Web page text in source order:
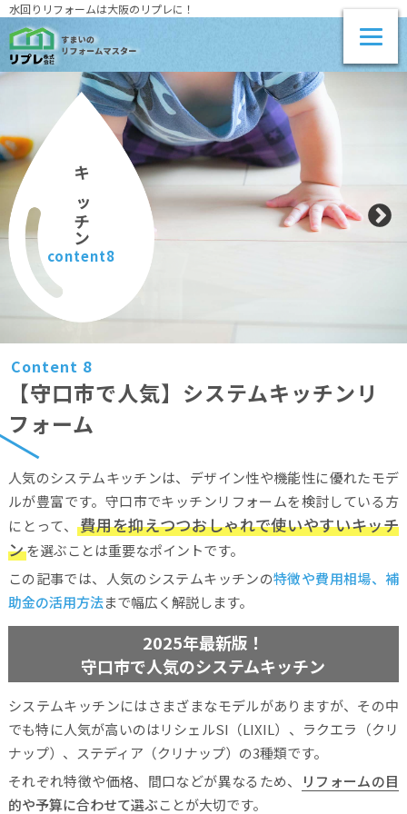
水回りリフォームは大阪のリプレに！
キッチン
content8
Content 8
【守口市で人気】システムキッチンリ
フォーム
人気のシステムキッチンは、デザイン性や機能性に優れたモデ
ルが豊富です。守口市でキッチンリフォームを検討している方
にとって、費用を抑えつつおしゃれで使いやすいキッチ
ンを選ぶことは重要なポイントです。
この記事では、人気のシステムキッチンの特徴や費用相場、補
助金の活用方法まで幅広く解説します。
2025年最新版！
守口市で人気のシステムキッチン
システムキッチンにはさまざまなモデルがありますが、その中
でも特に人気が高いのはリシェルSI（LIXIL）、ラクエラ（クリ
ナップ）、ステディア（クリナップ）の3種類です。
それぞれ特徴や価格、間口などが異なるため、
リフォームの目
的や予算に合わせて選ぶことが大切です。